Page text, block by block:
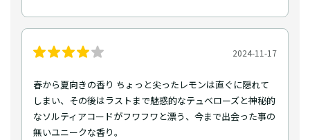
2024-11-17
春から夏向きの香り ちょっと尖ったレモンは直ぐに隠れて
しまい、その後はラストまで魅惑的なテュベローズと神秘的
なソルティアコードがフワフワと漂う、今まで出会った事の
無いユニークな香り。